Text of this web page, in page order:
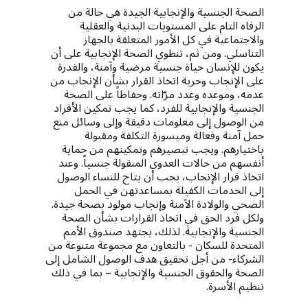
الصحة الجنسية والإنجابية الجيدة هي حالة من
الرفاه التام على المستويات البدنية والعقلية
والاجتماعية في كل الأمور المتعلقة بالجهاز
التناسلي. ومن ثم، تنطوي الصحة الإنجابية على أن
يكون للإنسان حياة جنسية مرضية وآمنة، والقدرة
على الإنجاب وحرية اتخاذ القرار بشأن الإنجاب من
عدمه، وموعده وعدد مرّاته. وحفاظاً على الصحة
الجنسية والإنجابية للفرد، كما يجب تمكين الأفراد
من الوصول إلى معلومات دقيقة وإلى وسائل منع
حمل آمنة وفعالة وميسورة التكلفة ومقبولة
باختيارهم. ويجب تبصيرهم وتمكينهم من حماية
أنفسهم من حالات العدوى المنقولة جنسياً. وعند
اتخاذ قرار الإنجاب، يجب أن يتاح للنساء الوصول
إلى الخدمات الكفيلة بمساعدتهن في الحمل
الصحي والولادة الآمنة وإنجاب مولود بصحة جيدة.
ولكل فرد الحق في اتخاذ القرارات بشأن الصحة
الجنسية والإنجابية. لذلك، يجتهد صندوق الأمم
المتحدة للسكان - بالتعاون مع مجموعة متنوعة من
الشركاء- من أجل تحقيق هدف الوصول الشامل إلى
الصحة والحقوق الجنسية والإنجابية – بما في ذلك
تنظيم الأسرة.